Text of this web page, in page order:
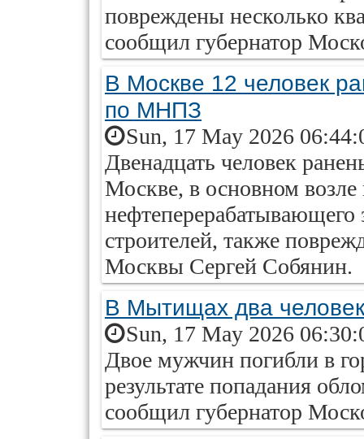
повреждены несколько
сообщил губернатор
В Москве 12 человек
по МНПЗ
Sun, 17 May 2026
Двенадцать человек
Москве, в основном
строителей, также
Москвы Сергей Собянин.
В Мытищах два
Sun, 17 May 2026
Двое мужчин погибли в
результате попадания
сообщил губернатор